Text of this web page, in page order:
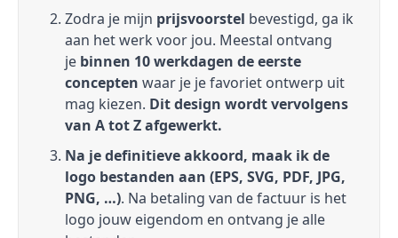
Zodra je mijn prijsvoorstel bevestigd, ga ik
aan het werk voor jou. Meestal ontvang
je binnen 10 werkdagen de eerste
concepten waar je je favoriet ontwerp uit
mag kiezen. Dit design wordt vervolgens
van A tot Z afgewerkt.
Na je definitieve akkoord, maak ik de
logo bestanden aan (EPS, SVG, PDF, JPG,
PNG, …). Na betaling van de factuur is het
logo jouw eigendom en ontvang je alle